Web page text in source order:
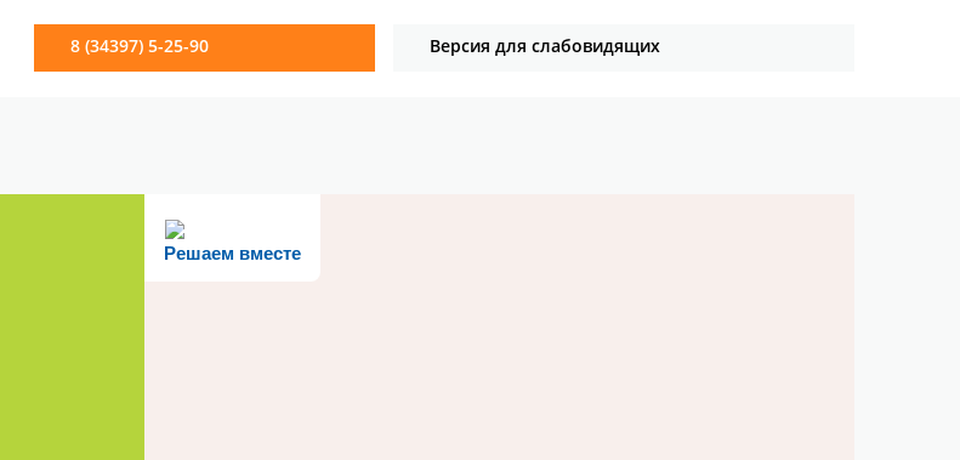
8 (34397) 5-25-90 Версия для слабовидящих
Решаем вместе